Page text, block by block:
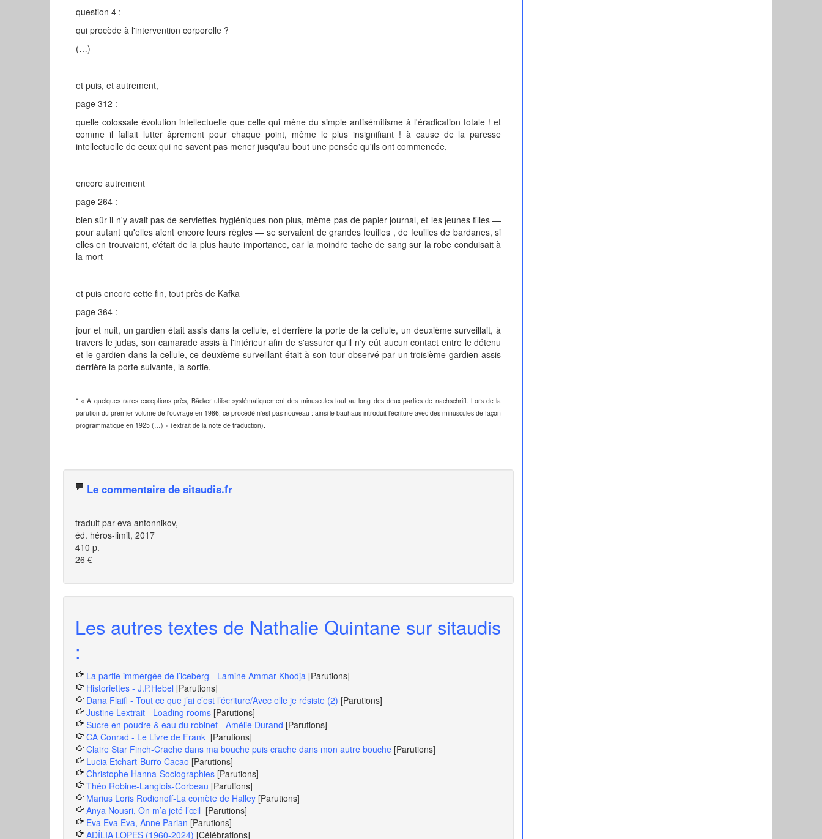
question 4 :
qui procède à l'intervention corporelle ?
(…)
et puis, et autrement,
page 312 :
quelle colossale évolution intellectuelle que celle qui mène du simple antisémitisme à l'éradication totale ! et
comme il fallait lutter âprement pour chaque point, même le plus insignifiant ! à cause de la paresse
intellectuelle de ceux qui ne savent pas mener jusqu'au bout une pensée qu'ils ont commencée,
encore autrement
page 264 :
bien sûr il n'y avait pas de serviettes hygiéniques non plus, même pas de papier journal, et les jeunes filles —
pour autant qu'elles aient encore leurs règles — se servaient de grandes feuilles , de feuilles de bardanes, si
elles en trouvaient, c'était de la plus haute importance, car la moindre tache de sang sur la robe conduisait à
la mort
et puis encore cette fin, tout près de Kafka
page 364 :
jour et nuit, un gardien était assis dans la cellule, et derrière la porte de la cellule, un deuxième surveillait, à
travers le judas, son camarade assis à l'intérieur afin de s'assurer qu'il n'y eût aucun contact entre le détenu
et le gardien dans la cellule, ce deuxième surveillant était à son tour observé par un troisième gardien assis
derrière la porte suivante, la sortie,
* « A quelques rares exceptions près, Bäcker utilise systématiquement des minuscules tout au long des deux parties de nachschrift. Lors de la
parution du premier volume de l'ouvrage en 1986, ce procédé n'est pas nouveau : ainsi le bauhaus introduit l'écriture avec des minuscules de façon
programmatique en 1925 (…) » (extrait de la note de traduction).
Le commentaire de sitaudis.fr
traduit par eva antonnikov,
éd. héros-limit, 2017
410 p.
26 €
Les autres textes de Nathalie Quintane sur sitaudis
:
La partie immergée de l’iceberg - Lamine Ammar-Khodja [Parutions]
Historiettes - J.P.Hebel [Parutions]
Dana Flaifl - Tout ce que j’ai c’est l’écriture/Avec elle je résiste (2) [Parutions]
Justine Lextrait - Loading rooms [Parutions]
Sucre en poudre & eau du robinet - Amélie Durand [Parutions]
CA Conrad - Le Livre de Frank [Parutions]
Claire Star Finch-Crache dans ma bouche puis crache dans mon autre bouche [Parutions]
Lucia Etchart-Burro Cacao [Parutions]
Christophe Hanna-Sociographies [Parutions]
Théo Robine-Langlois-Corbeau [Parutions]
Marius Loris Rodionoff-La comète de Halley [Parutions]
Anya Nousri, On m’a jeté l’œil [Parutions]
Eva Eva Eva, Anne Parian [Parutions]
ADÍLIA LOPES (1960-2024) [Célébrations]